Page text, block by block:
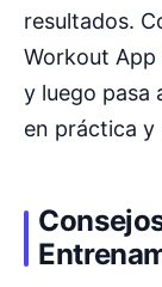
resultados.
Workout App
y luego pasa
en práctica y